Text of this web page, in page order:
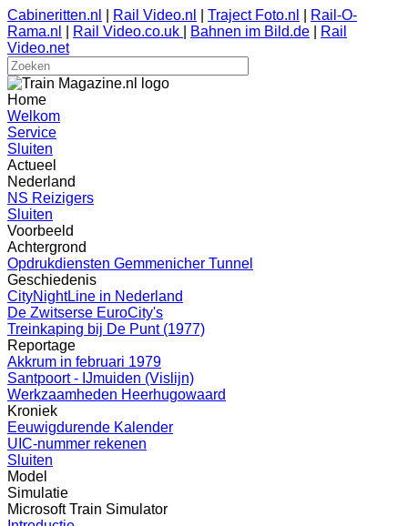
Cabineritten.nl Rail Video.nl Traject Foto.nl
Rail-O-
Rama.nl
Rail Video.co.uk Bahnen im Bild.de
Rail
Video.net
Home
Welkom
Service
Sluiten
Actueel
Nederland
NS Reizigers
Sluiten
Voorbeeld
Achtergrond
Opdrukdiensten Gemmenicher Tunnel
Geschiedenis
CityNightLine in Nederland
De Zwitserse EuroCity's
Treinkaping bij De Punt (1977)
Reportage
Akkrum in februari 1979
Santpoort - IJmuiden (Vislijn)
Werkzaamheden Heerhugowaard
Kroniek
Eeuwigdurende Kalender
UIC-nummer rekenen
Sluiten
Model
Simulatie
Microsoft Train Simulator